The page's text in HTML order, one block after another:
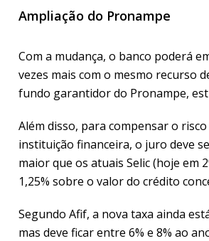
Ampliação do Pronampe
Com a mudança, o banco poderá
vezes mais com o mesmo recurso
fundo garantidor do Pronampe,
Além disso, para compensar o
instituição financeira, o juro deve
maior que os atuais Selic (hoje em
1,25% sobre o valor do crédito
Segundo Afif, a nova taxa ainda
mas deve ficar entre 6% e 8% ao